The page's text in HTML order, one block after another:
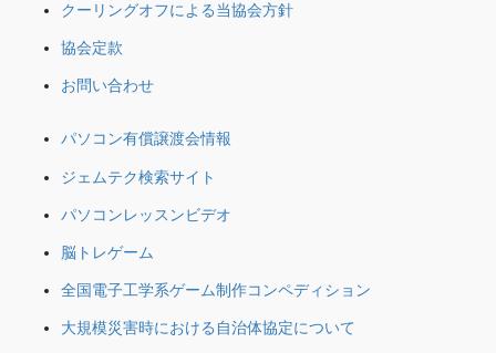
クーリングオフによる当協会方針
協会定款
お問い合わせ
パソコン有償譲渡会情報
ジェムテク検索サイト
パソコンレッスンビデオ
脳トレゲーム
全国電子工学系ゲーム制作コンペディション
大規模災害時における自治体協定について